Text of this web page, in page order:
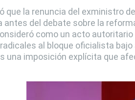
que la renuncia del exministro
antes del debate sobre la
como un acto
al bloque oficialista
una imposición explícita que